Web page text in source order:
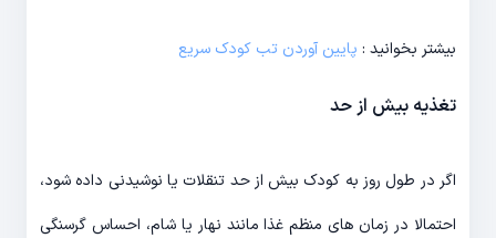
بیشتر بخوانید : پایین آوردن تب کودک سریع
تغذیه بیش از حد
اگر در طول روز به کودک بیش از حد تنقلات یا نوشیدنی داده شود،
احتمالا در زمان های منظم غذا مانند نهار یا شام، احساس گرسنگی